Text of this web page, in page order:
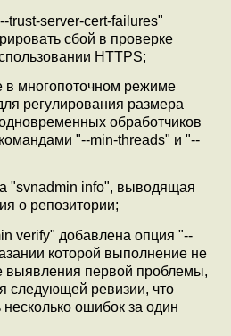
trust-server-cert-failures"
сбой в проверке
HTTPS;
в многопоточном режиме
регулирования размера
обработчиков
"--min-threads" и "--
"svnadmin info", выводящая
о репозитории;
verify" добавлена опция "--
которой выполнение не
выявления первой проблемы,
следующей ревизии, что
ошибок за один